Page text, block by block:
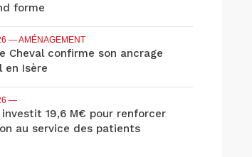
forme
— AMÉNAGEMENT
Cheval confirme son ancrage
Isère
—
investit 19,6 M€ pour renforcer
au service des patients